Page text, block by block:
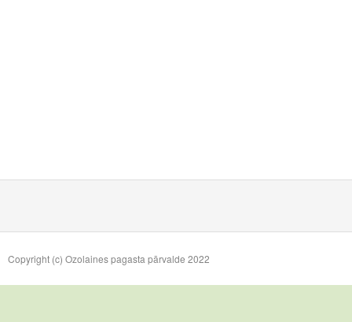
Copyright (c) Ozolaines pagasta pārvalde 2022